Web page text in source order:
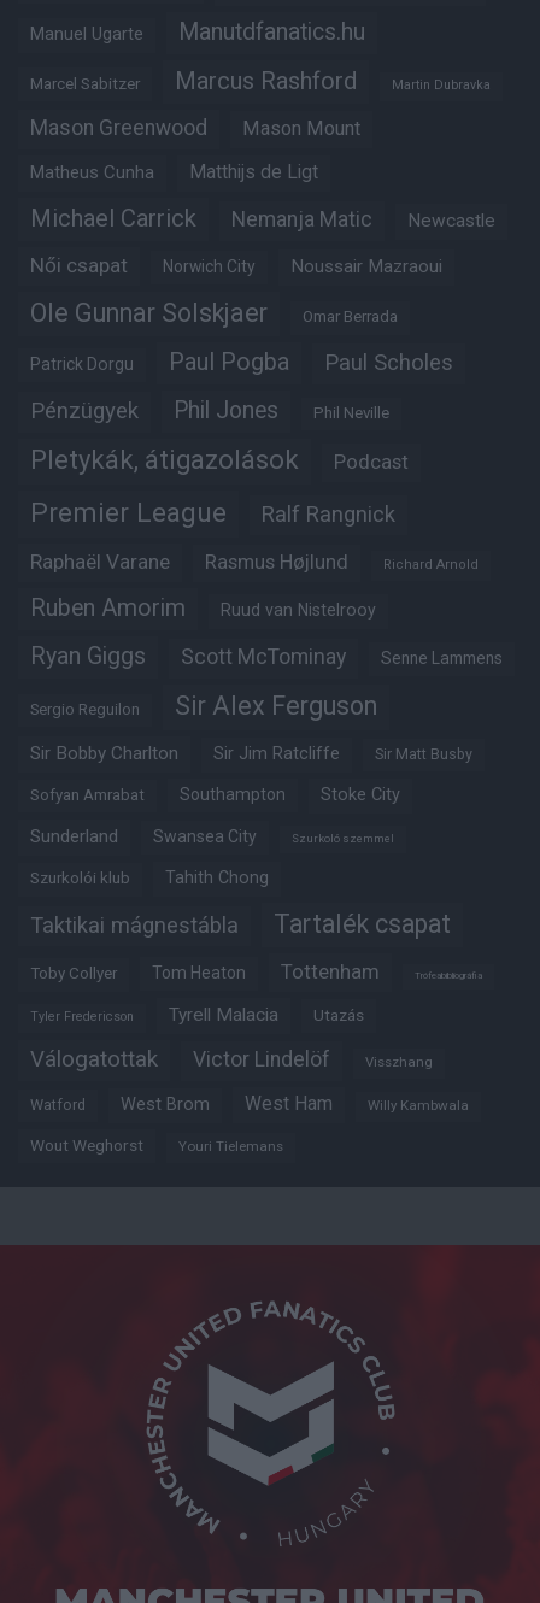
Manuel Ugarte Manutdfanatics.hu
Marcel Sabitzer Marcus Rashford Martin Dubravka
Mason Greenwood Mason Mount
Matheus Cunha Matthijs de Ligt
Michael Carrick Nemanja Matic Newcastle
Női csapat Norwich City Noussair Mazraoui
Ole Gunnar Solskjaer Omar Berrada
Patrick Dorgu Paul Pogba Paul Scholes
Pénzügyek Phil Jones Phil Neville
Pletykák, átigazolások Podcast
Premier League Ralf Rangnick
Raphaël Varane Rasmus Højlund Richard Arnold
Ruben Amorim Ruud van Nistelrooy
Ryan Giggs Scott McTominay Senne Lammens
Sergio Reguilon Sir Alex Ferguson
Sir Bobby Charlton Sir Jim Ratcliffe Sir Matt Busby
Sofyan Amrabat Southampton Stoke City
Sunderland Swansea City Szurkoló szemmel
Szurkolói klub Tahith Chong
Taktikai mágnestábla Tartalék csapat
Toby Collyer Tom Heaton Tottenham Trófeabibliográfia
Tyler Fredericson Tyrell Malacia Utazás
Válogatottak Victor Lindelöf Visszhang
Watford West Brom West Ham Willy Kambwala
Wout Weghorst Youri Tielemans